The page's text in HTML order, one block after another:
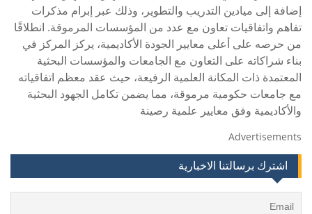
إضافة إلى ميادين التدريب والتطوير، وذلك عبر إبرام مذكرات
تفاهم واتفاقيات تعاون مع عدد من المؤسسات المرموقة. انطلاقًا
من حرصه على أعلى معايير الجودة الأكاديمية، يركز المركز في
بناء شراكاته على التعاون مع الجامعات والمؤسسات البحثية
المعتمدة ذات المكانة العلمية الرفيعة، حيث عقد معظم اتفاقياته
مع جامعات حكومية مرموقة، مما يضمن تكامل الجهود البحثية
والأكاديمية وفق معايير علمية رصينة
Advertisements
اشترك برسالتنا الاخبارية